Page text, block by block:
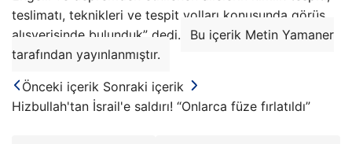
teslimatı, teknikleri ve tespit yolları konusunda görüş
alışverişinde bulunduk” dedi.
Bu içerik Metin Yamaner
tarafından yayınlanmıştır.
Önceki içerik Sonraki içerik
Hizbullah'tan İsrail'e saldırı! “Onlarca füze fırlatıldı”